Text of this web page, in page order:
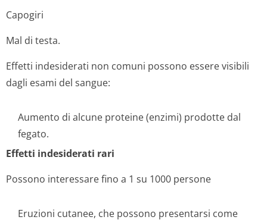
Capogiri
Mal di testa.
Effetti indesiderati non comuni possono essere visibili
dagli esami del sangue:
Aumento di alcune proteine (enzimi) prodotte dal
fegato.
Effetti indesiderati rari
Possono interessare fino a 1 su 1000 persone
Eruzioni cutanee, che possono presentarsi come